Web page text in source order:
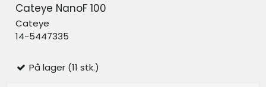
Cateye NanoF 100
Cateye
14-5447335
På lager (11 stk.)